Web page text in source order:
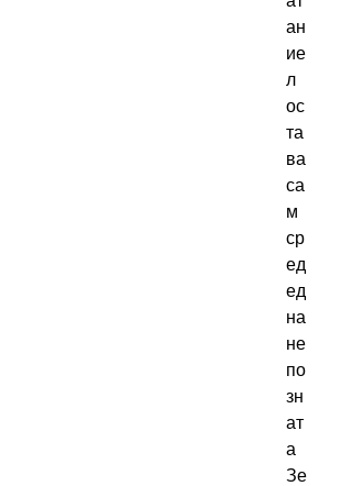
ан
ие
л
ос
та
ва
са
м
ср
ед
ед
на
не
по
зн
ат
а
Зе